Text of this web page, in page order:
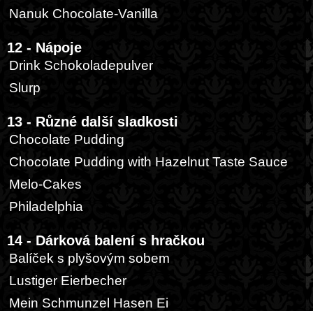
Nanuk Chocolate-Vanilla
12 - Nápoje
Drink Schokoladepulver
Slurp
13 - Různé další sladkosti
Chocolate Pudding
Chocolate Pudding with Hazelnut Taste Sauce
Melo-Cakes
Philadelphia
14 - Dárková balení s hračkou
Balíček s plyšovým sobem
Lustiger Eierbecher
Mein Schmunzel Hasen Ei